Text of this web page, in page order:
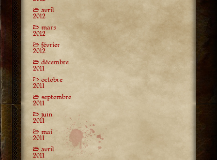
avril
2012
mars
2012
février
2012
décembre
2011
octobre
2011
septembre
2011
juin
2011
mai
2011
avril
2011